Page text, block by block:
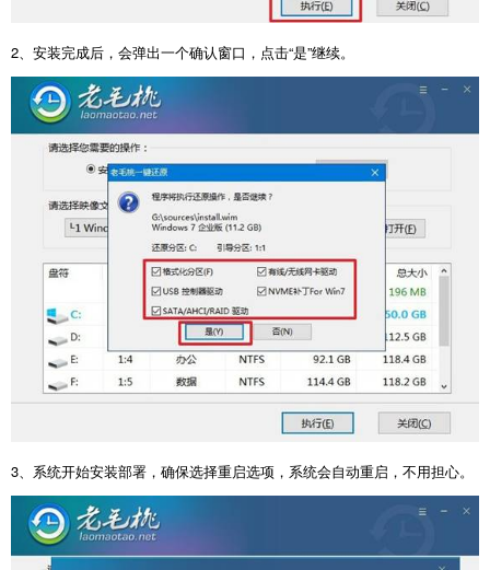
2、安装完成后，会弹出一个确认窗口，点击“是”继续。
3、系统开始安装部署，确保选择重启选项，系统会自动重启，不用担心。